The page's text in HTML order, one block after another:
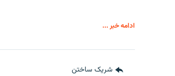
ادامه خبر ...
شریک ساختن